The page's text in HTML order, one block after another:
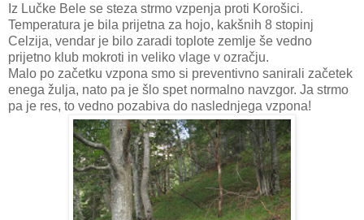
Iz Lučke Bele se steza strmo vzpenja proti Korošici.
Temperatura je bila prijetna za hojo, kakšnih 8 stopinj
Celzija, vendar je bilo zaradi toplote zemlje še vedno
prijetno klub mokroti in veliko vlage v ozračju.
Malo po začetku vzpona smo si preventivno sanirali začetek
enega žulja, nato pa je šlo spet normalno navzgor. Ja strmo
pa je res, to vedno pozabiva do naslednjega vzpona!